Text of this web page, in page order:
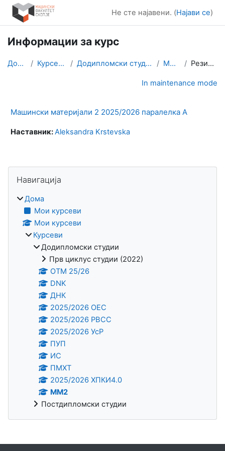
Оди до главна содржина
Не сте најавени. (Најави се)
Информации за курс
Дома Курсеви Додипломски студии ММ2 Резиме
In maintenance mode
Машински материјали 2 2025/2026 паралелка А
Наставник:Aleksandra Krstevska
Блокови
Навигација
Дома
Мои курсеви
Мои курсеви
Курсеви
Додипломски студии
Прв циклус студии (2022)
OTM 25/26
DNK
ДНК
2025/2026 ОЕС
2025/2026 РВСС
2025/2026 УсР
ПУП
ИС
ПМХТ
2025/2026 ХПКИ4.0
ММ2
Постдипломски студии
Supplementary blocks